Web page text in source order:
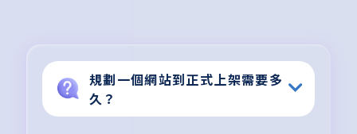
規劃一個網站到正式上架需要多
久？